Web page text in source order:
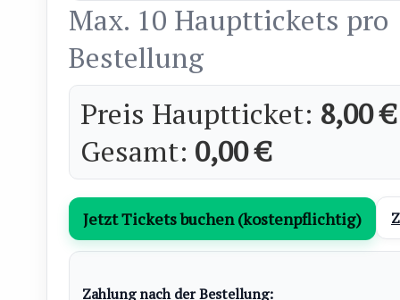
Max. 10 Haupttickets pro
Bestellung
Preis Hauptticket: 8,00 €
Gesamt: 0,00 €
Jetzt Tickets buchen (kostenpflichtig)
Zahlung nach der Bestellung: